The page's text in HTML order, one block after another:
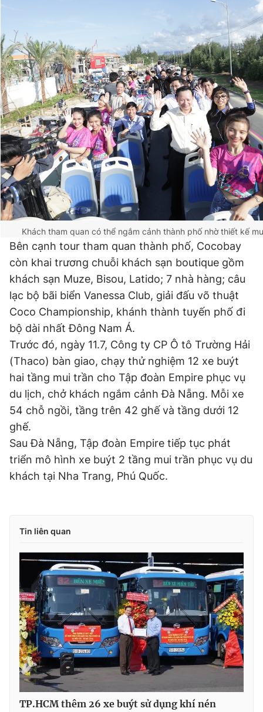
Khách tham quan có thể ngắm cảnh thành phố nhờ thiết kế
Bên cạnh tour tham quan thành phố, Cocobay
còn khai trương chuỗi khách sạn boutique gồm
khách sạn Muze, Bisou, Latido; 7 nhà hàng; câu
lạc bộ bãi biển Vanessa Club, giải đấu võ thuật
Coco Championship, khánh thành tuyến phố đi
bộ dài nhất Đông Nam Á.
Trước đó, ngày 11.7, Công ty CP Ô tô Trường Hải
(Thaco) bàn giao, chạy thử nghiệm 12 xe buýt
hai tầng mui trần cho Tập đoàn Empire phục vụ
du lịch, chở khách ngắm cảnh Đà Nẵng. Mỗi xe
54 chỗ ngồi, tầng trên 42 ghế và tầng dưới 12
ghế.
Sau Đà Nẵng, Tập đoàn Empire tiếp tục phát
triển mô hình xe buýt 2 tầng mui trần phục vụ du
khách tại Nha Trang, Phú Quốc.
Tin liên quan
TP.HCM thêm 26 xe buýt sử dụng khí nén